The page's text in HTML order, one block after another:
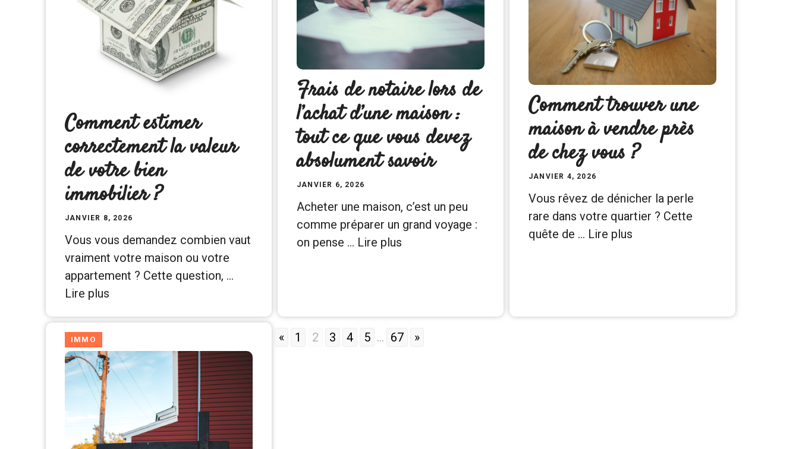
Comment estimer
correctement la valeur
de votre bien
immobilier ?
JANVIER 8, 2026
Vous vous demandez combien vaut
vraiment votre maison ou votre
appartement ? Cette question, …
Lire plus
Frais de notaire lors de
l’achat d’une maison :
tout ce que vous devez
absolument savoir
JANVIER 6, 2026
Acheter une maison, c’est un peu
comme préparer un grand voyage :
on pense … Lire plus
Comment trouver une
maison à vendre près
de chez vous ?
JANVIER 4, 2026
Vous rêvez de dénicher la perle
rare dans votre quartier ? Cette
quête de … Lire plus
IMMO « 1 2 3 4 5 ... 67 »